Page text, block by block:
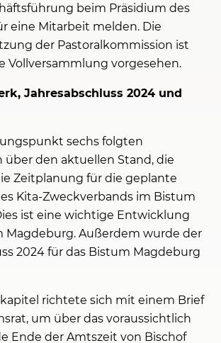
beim Präsidium des
eine Mitarbeit melden. Die
der Pastoralkommission ist
Vollversammlung vorgesehen.
Jahresabschluss 2024 und
sechs folgten
über den aktuellen Stand, die
Zeitplanung für die geplante
Kita-Zweckverbands im Bistum
ist eine wichtige Entwicklung
Magdeburg. Außerdem wurde der
2024 für das Bistum Magdeburg
richtete sich mit einem Brief
um über das voraussichtlich
Ende der Amtszeit von Bischof